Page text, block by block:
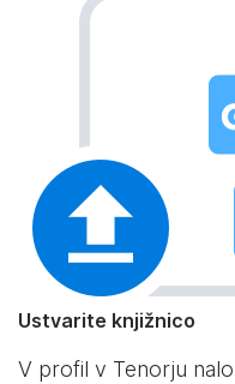
Ustvarite knjižnico
V profil v Tenorju